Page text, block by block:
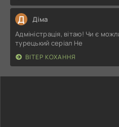
Д Діма
Адміністрація, вітаю! Чи є
турецький серіал Не
ВІТЕР КОХАННЯ